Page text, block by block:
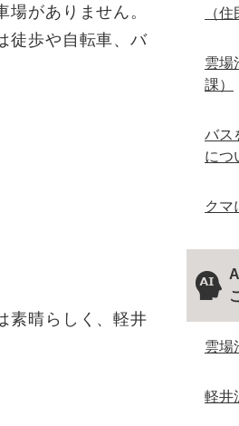
がありません。
徒歩や自転車、バ
素晴らしく、軽井
（住
雲場
課）
バス
につ
クマ
雲場
軽井